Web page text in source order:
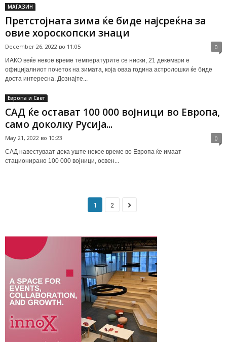
МАГАЗИН
Претстојната зима ќе биде најсреќна за
овие хороскопски знаци
December 26, 2022 во 11:05 0
ИАКО веќе некое време температурите се ниски, 21 декември е
официјалниот почеток на зимата, која оваа година астролошки ќе биде
доста интересна. Дознајте...
Европа и Свет
САД ќе остават 100 000 војници во Европа,
само доколку Русија...
May 21, 2022 во 10:23 0
САД навестуваат дека уште некое време во Европа ќе имаат
стационирано 100 000 војници, освен...
1 2